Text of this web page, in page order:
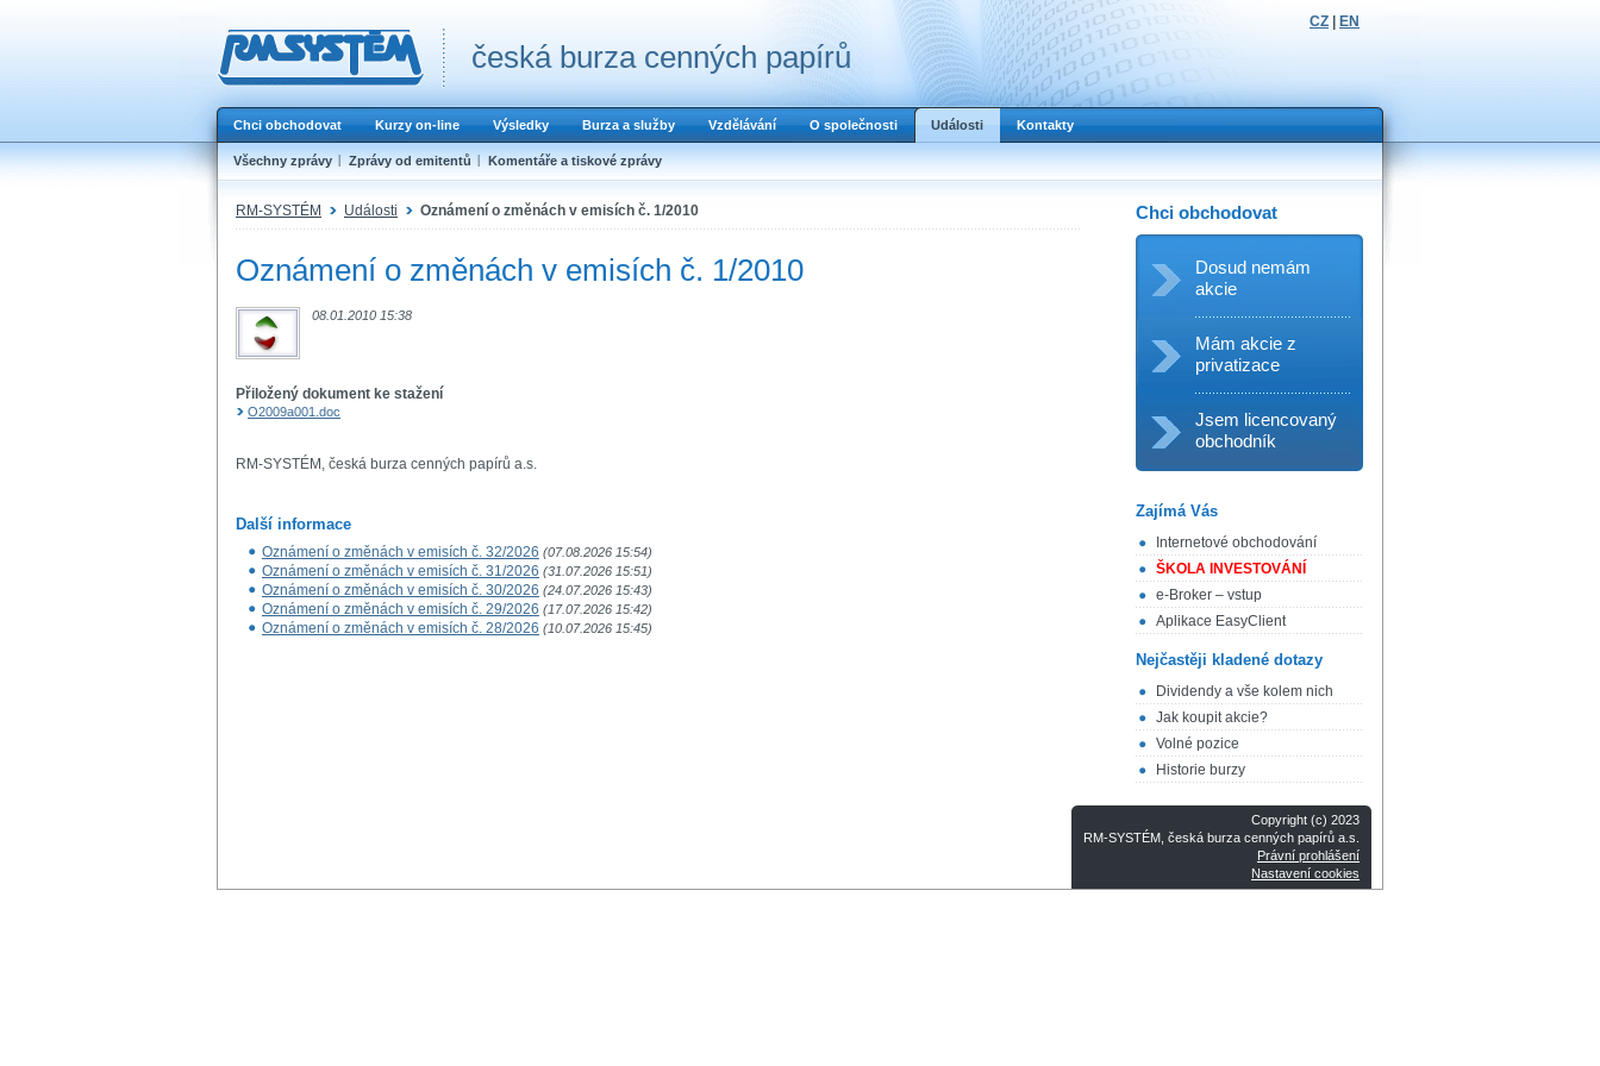
česká burza cenných papírů
CZ EN
Chci obchodovat Kurzy on-line Výsledky Burza a služby Vzdělávání O společnosti Události Kontakty
Všechny zprávy Zprávy od emitentů Komentáře a tiskové zprávy
RM-SYSTÉM Události Oznámení o změnách v emisích č. 1/2010
Oznámení o změnách v emisích č. 1/2010
08.01.2010 15:38
Přiložený dokument ke stažení
O2009a001.doc
RM-SYSTÉM, česká burza cenných papírů a.s.
Další informace
Oznámení o změnách v emisích č. 32/2026 (07.08.2026 15:54)
Oznámení o změnách v emisích č. 31/2026 (31.07.2026 15:51)
Oznámení o změnách v emisích č. 30/2026 (24.07.2026 15:43)
Oznámení o změnách v emisích č. 29/2026 (17.07.2026 15:42)
Oznámení o změnách v emisích č. 28/2026 (10.07.2026 15:45)
Chci obchodovat
Dosud nemám
akcie
Mám akcie z
privatizace
Jsem licencovaný
obchodník
Zajímá Vás
Internetové obchodování
ŠKOLA INVESTOVÁNÍ
e-Broker – vstup
Aplikace EasyClient
Nejčastěji kladené dotazy
Dividendy a vše kolem nich
Jak koupit akcie?
Volné pozice
Historie burzy
Copyright (c) 2023
RM-SYSTÉM, česká burza cenných papírů a.s.
Právní prohlášení
Nastavení cookies